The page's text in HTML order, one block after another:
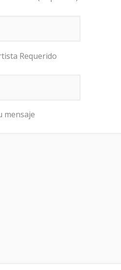
Requerido
mensaje